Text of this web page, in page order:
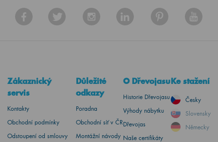
Zákaznický
servis
Kontakty
Obchodní podmínky
Odstoupení od smlouvy
Důležité
odkazy
Poradna
Obchodní síť v ČR
Montážní návody
O Dřevojasu
Historie Dřevojasu
Výhody nábytku
Dřevojas
Naše certifikáty
Ke stažení
Česky
Slovensky
Německy